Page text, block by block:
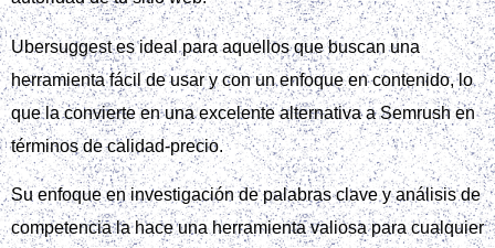
Ubersuggest es ideal para aquellos que buscan una
herramienta fácil de usar y con un enfoque en contenido, lo
que la convierte en una excelente alternativa a Semrush en
términos de calidad-precio.
Su enfoque en investigación de palabras clave y análisis de
competencia la hace una herramienta valiosa para cualquier